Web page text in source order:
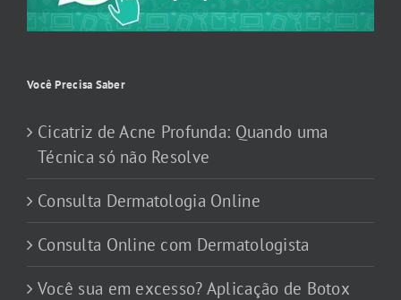
Você Precisa Saber
Cicatriz de Acne Profunda: Quando uma
Técnica só não Resolve
Consulta Dermatologia Online
Consulta Online com Dermatologista
Você sua em excesso? Aplicação de Botox